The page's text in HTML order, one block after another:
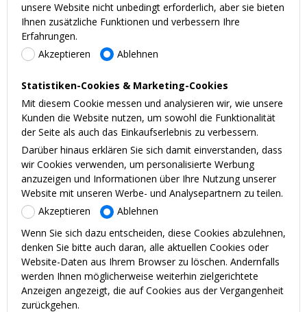
unsere Website nicht unbedingt erforderlich, aber sie bieten
Ihnen zusätzliche Funktionen und verbessern Ihre
Erfahrungen.
Akzeptieren
Ablehnen
Statistiken-Cookies & Marketing-Cookies
Mit diesem Cookie messen und analysieren wir, wie unsere
Kunden die Website nutzen, um sowohl die Funktionalität
der Seite als auch das Einkaufserlebnis zu verbessern.
Darüber hinaus erklären Sie sich damit einverstanden, dass
wir Cookies verwenden, um personalisierte Werbung
anzuzeigen und Informationen über Ihre Nutzung unserer
Website mit unseren Werbe- und Analysepartnern zu teilen.
Akzeptieren
Ablehnen
Wenn Sie sich dazu entscheiden, diese Cookies abzulehnen,
denken Sie bitte auch daran, alle aktuellen Cookies oder
Website-Daten aus Ihrem Browser zu löschen. Andernfalls
werden Ihnen möglicherweise weiterhin zielgerichtete
Anzeigen angezeigt, die auf Cookies aus der Vergangenheit
zurückgehen.